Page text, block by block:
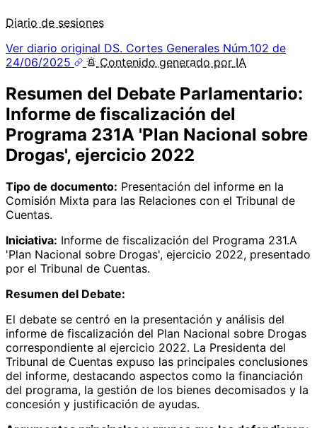
Diario de sesiones
Ver diario original DS. Cortes Generales Núm.102 de
24/06/2025
Contenido generado por IA
Resumen del Debate Parlamentario:
Informe de fiscalización del
Programa 231A 'Plan Nacional sobre
Drogas', ejercicio 2022
Tipo de documento: Presentación del informe en la
Comisión Mixta para las Relaciones con el Tribunal de
Cuentas.
Iniciativa: Informe de fiscalización del Programa 231.A
'Plan Nacional sobre Drogas', ejercicio 2022, presentado
por el Tribunal de Cuentas.
Resumen del Debate:
El debate se centró en la presentación y análisis del
informe de fiscalización del Plan Nacional sobre Drogas
correspondiente al ejercicio 2022. La Presidenta del
Tribunal de Cuentas expuso las principales conclusiones
del informe, destacando aspectos como la financiación
del programa, la gestión de los bienes decomisados y la
concesión y justificación de ayudas.